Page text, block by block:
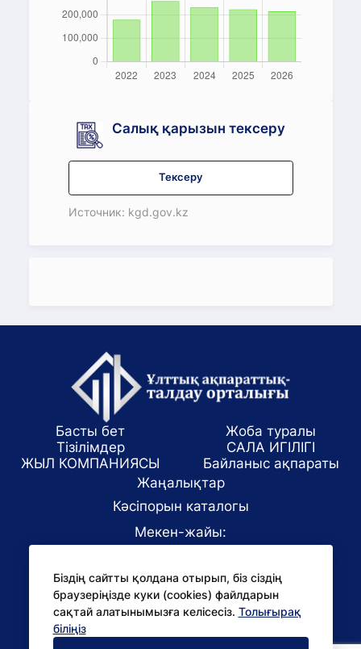
Салық қарызын тексеру
Тексеру
Источник: kgd.gov.kz
Біздің сайтты қолдана отырып, біз сіздің
браузеріңізде куки (cookies) файлдарын
сақтай алатынымызға келісесіз. Толығырақ
біліңіз
Басты бет
Жоба туралы
Тізілімдер
САЛА ИГІЛІГІ
ЖЫЛ КОМПАНИЯСЫ
Байланыс ақпараты
Жаңалықтар
Кәсіпорын каталогы
Мекен-жайы:
E-mail:
office@niac.kz